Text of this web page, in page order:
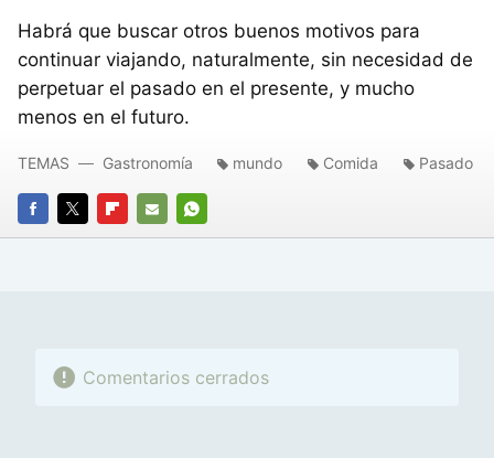
Habrá que buscar otros buenos motivos para
continuar viajando, naturalmente, sin necesidad de
perpetuar el pasado en el presente, y mucho
menos en el futuro.
FACEBOOK
TWITTERFLIPBOARD
E-
WHATSAPP
TEMAS Gastronomía mundo Comida Pasado
Comentarios cerrados